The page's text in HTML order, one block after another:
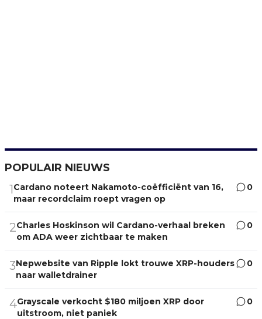
POPULAIR NIEUWS
1Cardano noteert Nakamoto-coëfficiënt van 16,
maar recordclaim roept vragen op
0
2Charles Hoskinson wil Cardano-verhaal breken
om ADA weer zichtbaar te maken
0
3Nepwebsite van Ripple lokt trouwe XRP-houders
naar walletdrainer
0
4Grayscale verkocht $180 miljoen XRP door
uitstroom, niet paniek
0